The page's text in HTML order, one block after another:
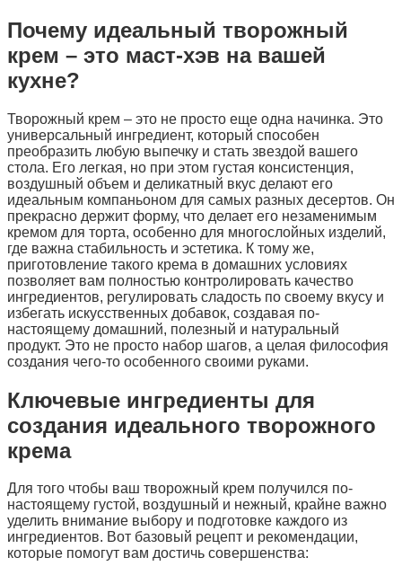
Почему идеальный творожный
крем – это маст-хэв на вашей
кухне?
Творожный крем – это не просто еще одна начинка. Это
универсальный ингредиент, который способен
преобразить любую выпечку и стать звездой вашего
стола. Его легкая, но при этом густая консистенция,
воздушный объем и деликатный вкус делают его
идеальным компаньоном для самых разных десертов. Он
прекрасно держит форму, что делает его незаменимым
кремом для торта, особенно для многослойных изделий,
где важна стабильность и эстетика. К тому же,
приготовление такого крема в домашних условиях
позволяет вам полностью контролировать качество
ингредиентов, регулировать сладость по своему вкусу и
избегать искусственных добавок, создавая по-
настоящему домашний, полезный и натуральный
продукт. Это не просто набор шагов, а целая философия
создания чего-то особенного своими руками.
Ключевые ингредиенты для
создания идеального творожного
крема
Для того чтобы ваш творожный крем получился по-
настоящему густой, воздушный и нежный, крайне важно
уделить внимание выбору и подготовке каждого из
ингредиентов. Вот базовый рецепт и рекомендации,
которые помогут вам достичь совершенства: